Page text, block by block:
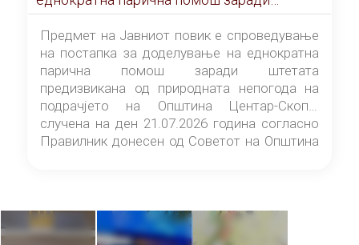
штетата предизвикана од природната
непогода на подрачјето на Општина
Центар-Скопје случена на ден 21.07.2026
година
Предмет на Јавниот повик е спроведување
на постапка за доделување на еднократна
парична помош заради штетата
предизвикана од природната непогода на
подрачјето на Општина Центар-Скопје
случена на ден 21.07.2026 година согласно
Правилник донесен од Советот на Општина